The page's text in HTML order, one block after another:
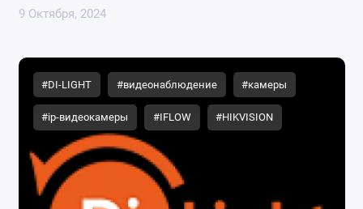
9 Октября, 2024
#DI-LIGHT #видеонаблюдение #камеры
#ip-видеокамеры #IFLOW #HIKVISION